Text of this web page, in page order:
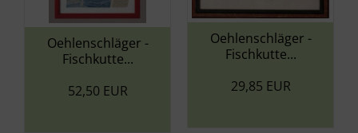
Oehlenschläger -
Fischkutte...
52,50 EUR
Oehlenschläger -
Fischkutte...
29,85 EUR